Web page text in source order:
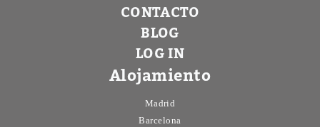
CONTACTO
BLOG
LOG IN
Alojamiento
Madrid
Barcelona